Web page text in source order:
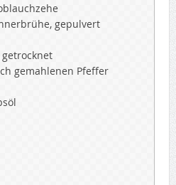
gepulvert
gemahlenen Pfeffer